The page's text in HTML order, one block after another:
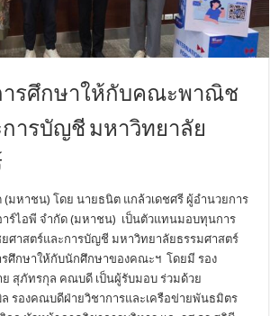
การศึกษาให้กับคณะพาณิช
ารบัญชี มหาวิทยาลัย
(มหาชน) โดย นายธนิต แกล้วเดชศรี ผู้อำนวยการ
าร์ไอพี จำกัด (มหาชน) เป็นตัวแทนมอบทุนการ
าสตร์และการบัญชี มหาวิทยาลัยธรรมศาสตร์
ศึกษาให้กับนักศึกษาของคณะฯ โดยมี รอง
ย สุภัทรกุล คณบดี เป็นผู้รับมอบ ร่วมด้วย
รองคณบดีฝ่ายวิชาการและเครือข่ายพันธมิตร